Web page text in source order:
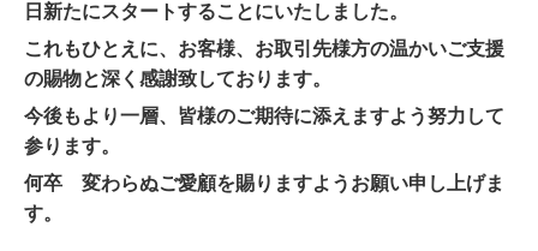
日新たにスタートすることにいたしました。
これもひとえに、お客様、お取引先様方の温かいご支援
の賜物と深く感謝致しております。
今後もより一層、皆様のご期待に添えますよう努力して
参ります。
何卒 変わらぬご愛顧を賜りますようお願い申し上げま
す。